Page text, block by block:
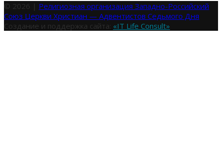
© 2026 | Религиозная организация Западно-Российский
Союз Церкви Христиан — Адвентистов Седьмого Дня
Создание и поддержка сайта: «IT Life Consult»